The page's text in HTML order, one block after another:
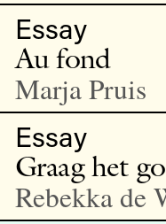
Essay
Au fond
Marja Pruis
Essay
Graag het
Rebekka de